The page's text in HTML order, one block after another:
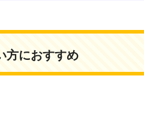
方におすすめ